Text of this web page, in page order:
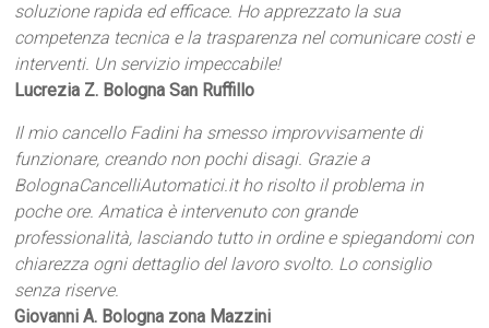
soluzione rapida ed efficace. Ho apprezzato la sua
competenza tecnica e la trasparenza nel comunicare costi e
interventi. Un servizio impeccabile!
Lucrezia Z. Bologna San Ruffillo
Il mio cancello Fadini ha smesso improvvisamente di
funzionare, creando non pochi disagi. Grazie a
BolognaCancelliAutomatici.it ho risolto il problema in
poche ore. Amatica è intervenuto con grande
professionalità, lasciando tutto in ordine e spiegandomi con
chiarezza ogni dettaglio del lavoro svolto. Lo consiglio
senza riserve.
Giovanni A. Bologna zona Mazzini